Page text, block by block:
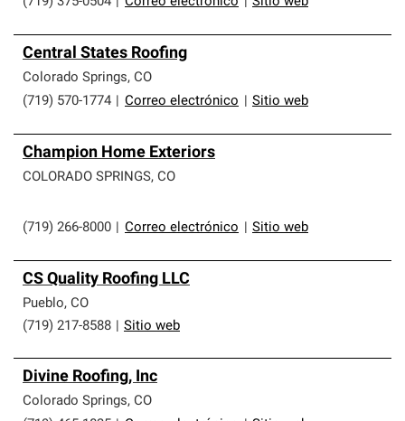
Central States Roofing
Colorado Springs, CO
(719) 570-1774
Correo electrónico Sitio web
Champion Home Exteriors
COLORADO SPRINGS, CO
(719) 266-8000 Correo electrónico Sitio web
CS Quality Roofing LLC
Pueblo, CO
(719) 217-8588
Sitio web
Divine Roofing, Inc
Colorado Springs, CO